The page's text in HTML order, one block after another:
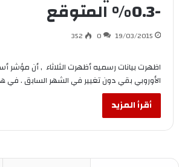
-0.3% المتوقع
19/03/2015
0
352
اظهرت بيانات رسميه أظهرت الثلاثاء , أن مؤشر
الأوروبي بقي دون تغيير في الشهر السابق . في
أقرأ المزيد